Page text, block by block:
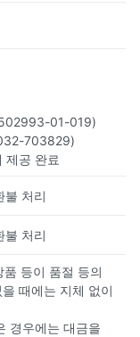
01-019)
703829)
제공 완료
불 처리
불 처리
등이 품절 등의
때에는 지체 없이
경우에는 대금을